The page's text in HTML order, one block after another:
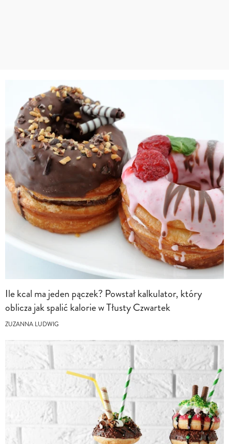
Ile kcal ma jeden pączek? Powstał kalkulator, który
oblicza jak spalić kalorie w Tłusty Czwartek
ZUZANNA LUDWIG